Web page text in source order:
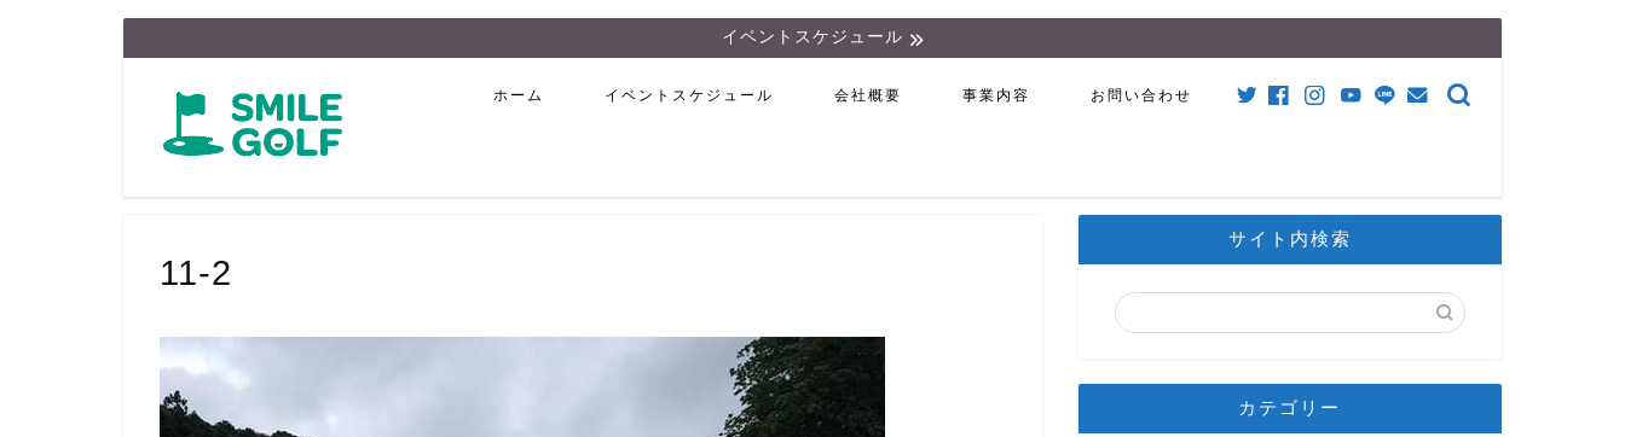
イベントスケジュール
ホーム イベントスケジュール 会社概要 事業内容 お問い合わせ
11-2
サイト内検索
カテゴリー